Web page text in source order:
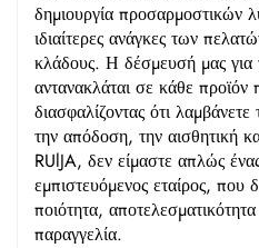
δημιουργία προσαρμοστικών
ιδιαίτερες ανάγκες των
κλάδους. Η δέσμευσή μας για
αντανακλάται σε κάθε
διασφαλίζοντας ότι
την απόδοση, την αισθητική
RUlJA, δεν είμαστε απλώς
εμπιστευόμενος εταίρος, που
ποιότητα,
παραγγελία.